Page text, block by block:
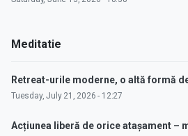
Meditatie
Retreat-urile moderne, o altă formă
Tuesday, July 21, 2026 - 12:27
Acțiunea liberă de orice atașament –